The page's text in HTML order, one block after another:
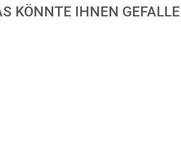
KÖNNTE IHNEN